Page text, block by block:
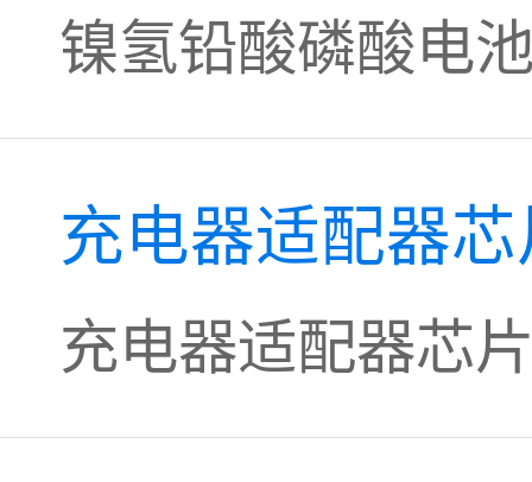
镍氢铅酸磷酸电
充电器适配器
充电器适配器芯